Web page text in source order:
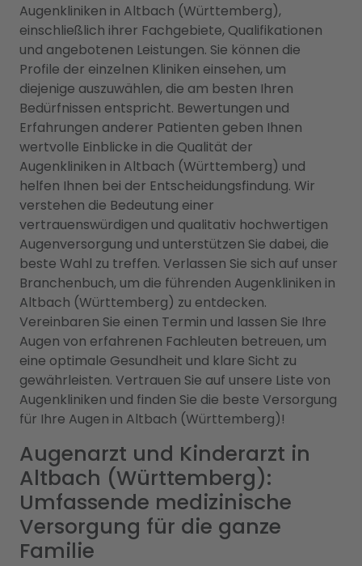
Augenkliniken in Altbach (Württemberg),
einschließlich ihrer Fachgebiete, Qualifikationen
und angebotenen Leistungen. Sie können die
Profile der einzelnen Kliniken einsehen, um
diejenige auszuwählen, die am besten Ihren
Bedürfnissen entspricht. Bewertungen und
Erfahrungen anderer Patienten geben Ihnen
wertvolle Einblicke in die Qualität der
Augenkliniken in Altbach (Württemberg) und
helfen Ihnen bei der Entscheidungsfindung. Wir
verstehen die Bedeutung einer
vertrauenswürdigen und qualitativ hochwertigen
Augenversorgung und unterstützen Sie dabei, die
beste Wahl zu treffen. Verlassen Sie sich auf unser
Branchenbuch, um die führenden Augenkliniken in
Altbach (Württemberg) zu entdecken.
Vereinbaren Sie einen Termin und lassen Sie Ihre
Augen von erfahrenen Fachleuten betreuen, um
eine optimale Gesundheit und klare Sicht zu
gewährleisten. Vertrauen Sie auf unsere Liste von
Augenkliniken und finden Sie die beste Versorgung
für Ihre Augen in Altbach (Württemberg)!
Augenarzt und Kinderarzt in
Altbach (Württemberg):
Umfassende medizinische
Versorgung für die ganze
Familie